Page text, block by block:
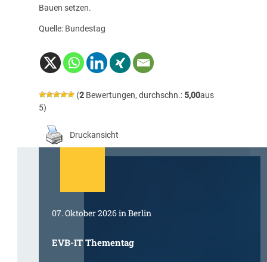
Bauen setzen.
Quelle: Bundestag
(2Bewertungen, durchschn.: 5,00aus
5)
Druckansicht
07. Oktober 2026 in Berlin
EVB-IT Thementag